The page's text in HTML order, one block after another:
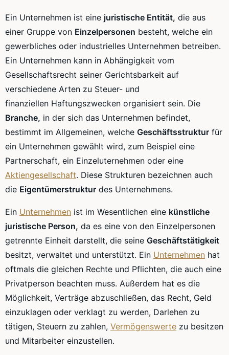
Ein Unternehmen ist eine juristische Entität, die aus
einer Gruppe von Einzelpersonen besteht, welche ein
gewerbliches oder industrielles Unternehmen betreiben.
Ein Unternehmen kann in Abhängigkeit vom
Gesellschaftsrecht seiner Gerichtsbarkeit auf
verschiedene Arten zu Steuer- und
finanziellen Haftungszwecken organisiert sein. Die
Branche, in der sich das Unternehmen befindet,
bestimmt im Allgemeinen, welche Geschäftsstruktur für
ein Unternehmen gewählt wird, zum Beispiel eine
Partnerschaft, ein Einzeluternehmen oder eine
Aktiengesellschaft. Diese Strukturen bezeichnen auch
die Eigentümerstruktur des Unternehmens.
Ein Unternehmen ist im Wesentlichen eine künstliche
juristische Person, da es eine von den Einzelpersonen
getrennte Einheit darstellt, die seine Geschäftstätigkeit
besitzt, verwaltet und unterstützt. Ein Unternehmen hat
oftmals die gleichen Rechte und Pflichten, die auch eine
Privatperson beachten muss. Außerdem hat es die
Möglichkeit, Verträge abzuschließen, das Recht, Geld
einzuklagen oder verklagt zu werden, Darlehen zu
tätigen, Steuern zu zahlen, Vermögenswerte zu besitzen
und Mitarbeiter einzustellen.